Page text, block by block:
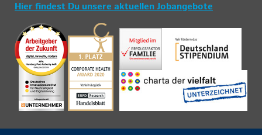
Hier findest Du unsere aktuellen Jobangebote